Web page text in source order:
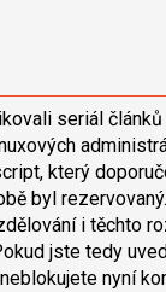
seriál článků
který
byl
i těchto
jste tedy
nyní